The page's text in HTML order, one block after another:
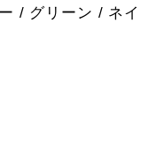
/ グリーン / ネイ